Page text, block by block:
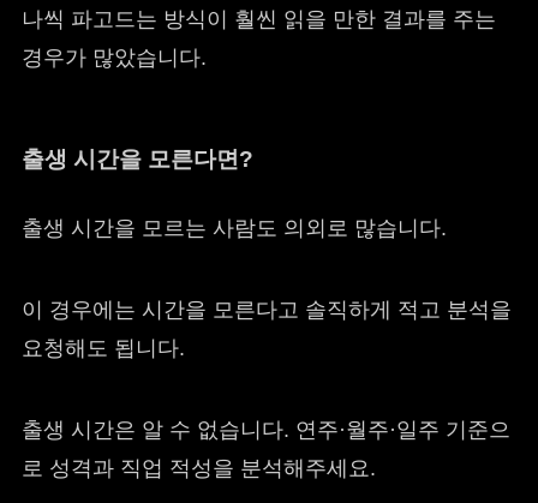
나씩 파고드는 방식이 훨씬 읽을 만한 결과를 주는
경우가 많았습니다.
출생 시간을 모른다면?
출생 시간을 모르는 사람도 의외로 많습니다.
이 경우에는 시간을 모른다고 솔직하게 적고 분석을
요청해도 됩니다.
출생 시간은 알 수 없습니다. 연주·월주·일주 기준으
로 성격과 직업 적성을 분석해주세요.